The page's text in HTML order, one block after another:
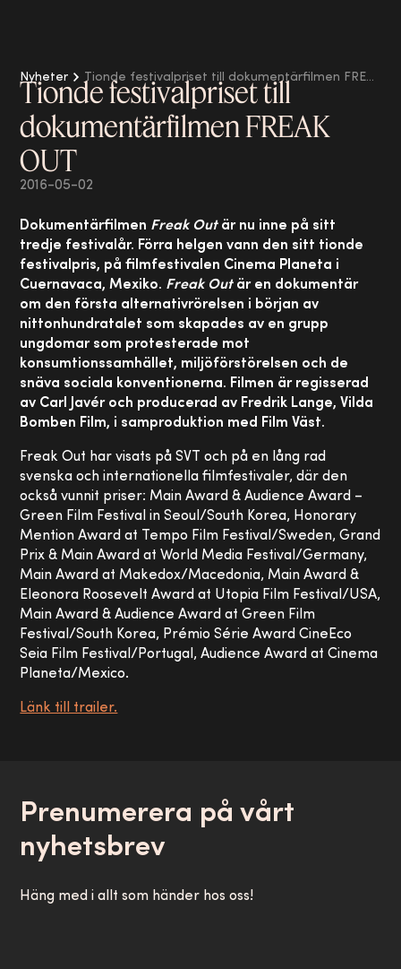
Nyheter Tionde festivalpriset till dokumentärfilmen FREAK OUT
Tionde festivalpriset till
dokumentärfilmen FREAK
OUT
2016-05-02
Dokumentärfilmen Freak Outär nu inne på sitt
tredje festivalår. Förra helgen vann den sitt tionde
festivalpris, på filmfestivalen Cinema Planeta i
Cuernavaca, Mexiko. Freak Outär en dokumentär
om den första alternativrörelsen i början av
nittonhundratalet som skapades av en grupp
ungdomar som protesterade mot
konsumtionssamhället, miljöförstörelsen och de
snäva sociala konventionerna. Filmen är regisserad
av Carl Javér och producerad av Fredrik Lange, Vilda
Bomben Film, i samproduktion med Film Väst.
Freak Out har visats på SVT och på en lång rad
svenska och internationella filmfestivaler, där den
också vunnit priser: Main Award & Audience Award –
Green Film Festival in Seoul/South Korea, Honorary
Mention Award at Tempo Film Festival/Sweden, Grand
Prix & Main Award at World Media Festival/Germany,
Main Award at Makedox/Macedonia, Main Award &
Eleonora Roosevelt Award at Utopia Film Festival/USA,
Main Award & Audience Award at Green Film
Festival/South Korea, Prémio Série Award CineEco
Seia Film Festival/Portugal, Audience Award at Cinema
Planeta/Mexico.
Länk till trailer.
Prenumerera på vårt
nyhetsbrev
Häng med i allt som händer hos oss!